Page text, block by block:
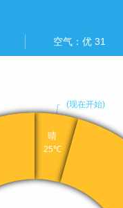
空气：优 31